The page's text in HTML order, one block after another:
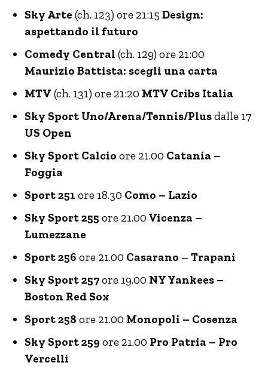
Sky Arte (ch. 123) ore 21:15 Design:
aspettando il futuro
Comedy Central (ch. 129) ore 21:00
Maurizio Battista: scegli una carta
MTV (ch. 131) ore 21:20 MTV Cribs Italia
Sky Sport Uno/Arena/Tennis/Plusdalle 17
US Open
Sky Sport Calcio ore 21.00 Catania –
Foggia
Sport 251 ore 18.30 Como – Lazio
Sky Sport 255 ore 21.00 Vicenza –
Lumezzane
Sport 256 ore 21.00 Casarano – Trapani
Sky Sport 257ore 19.00 NY Yankees –
Boston Red Sox
Sport 258 ore 21.00 Monopoli – Cosenza
Sky Sport 259 ore 21.00 Pro Patria – Pro
Vercelli